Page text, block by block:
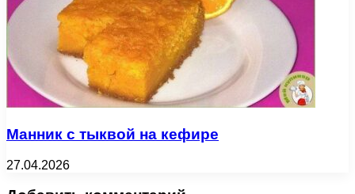
Манник с тыквой на кефире
27.04.2026